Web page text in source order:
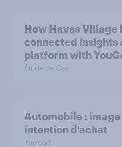
How Havas Village
connected insights
platform with
Étude de Cas
Automobile :
intention d'achat
Rapport